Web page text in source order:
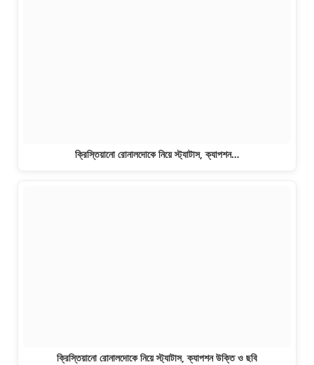
ক্রিস্তিয়ানো রোনালদোকে নিয়ে স্ট্যাটাস, ক্যাপশন…
ক্রিস্তিয়ানো রোনালদোকে নিয়ে স্ট্যাটাস, ক্যাপশন উক্তি ও ছবি